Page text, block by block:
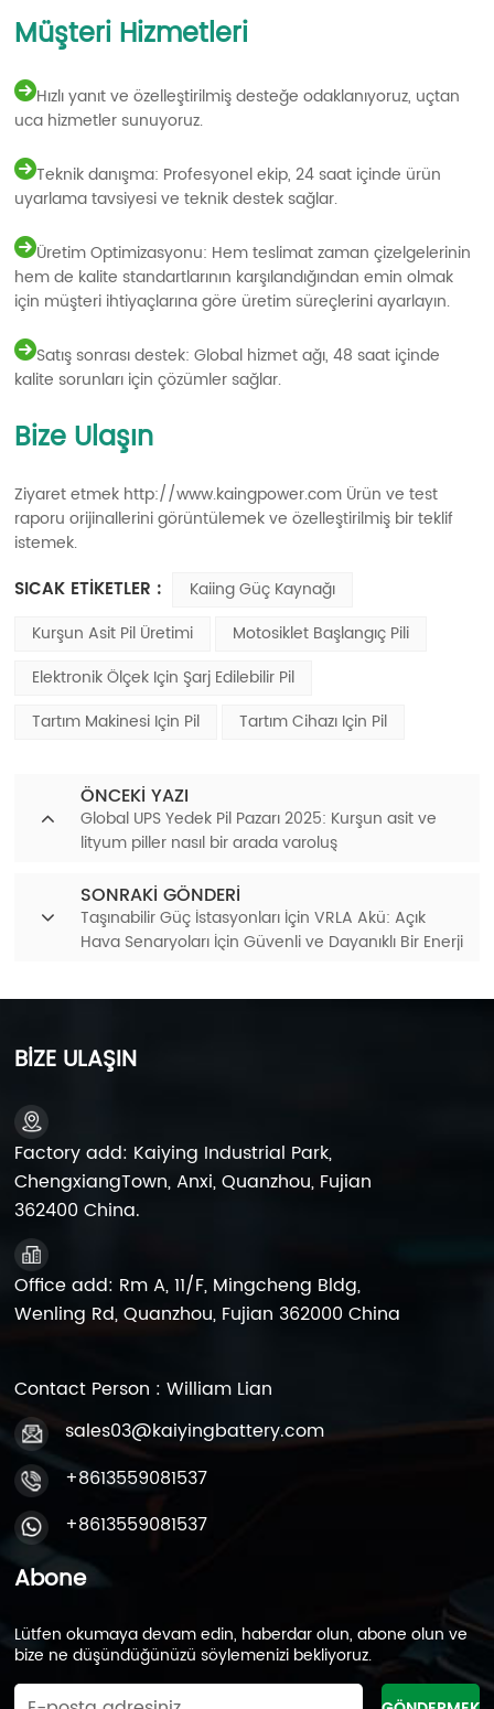
Müşteri Hizmetleri
Hızlı yanıt ve özelleştirilmiş desteğe odaklanıyoruz, uçtan
uca hizmetler sunuyoruz.
Teknik danışma: Profesyonel ekip, 24 saat içinde ürün
uyarlama tavsiyesi ve teknik destek sağlar.
Üretim Optimizasyonu: Hem teslimat zaman çizelgelerinin
hem de kalite standartlarının karşılandığından emin olmak
için müşteri ihtiyaçlarına göre üretim süreçlerini ayarlayın.
Satış sonrası destek: Global hizmet ağı, 48 saat içinde
kalite sorunları için çözümler sağlar.
Bize Ulaşın
Ziyaret etmek http://www.kaingpower.com Ürün ve test
raporu orijinallerini görüntülemek ve özelleştirilmiş bir teklif
istemek.
SICAK ETİKETLER :
Kaiing Güç Kaynağı
Kurşun Asit Pil Üretimi
Motosiklet Başlangıç Pili
Elektronik Ölçek Için Şarj Edilebilir Pil
Tartım Makinesi Için Pil
Tartım Cihazı Için Pil
ÖNCEKI YAZI
Global UPS Yedek Pil Pazarı 2025: Kurşun asit ve
lityum piller nasıl bir arada varoluş
SONRAKI GÖNDERI
Taşınabilir Güç İstasyonları İçin VRLA Akü: Açık
Hava Senaryoları İçin Güvenli ve Dayanıklı Bir Enerji
BİZE ULAŞIN
Factory add: Kaiying Industrial Park,
ChengxiangTown, Anxi, Quanzhou, Fujian
362400 China.
Office add: Rm A, 11/F, Mingcheng Bldg,
Wenling Rd, Quanzhou, Fujian 362000 China
Contact Person : William Lian
sales03@kaiyingbattery.com
+8613559081537
+8613559081537
Abone
Lütfen okumaya devam edin, haberdar olun, abone olun ve
bize ne düşündüğünüzü söylemenizi bekliyoruz.